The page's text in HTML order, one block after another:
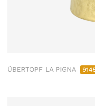
ÜBERTOPF LA PIGNA